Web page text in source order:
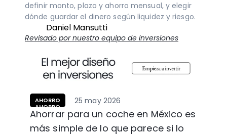
definir monto, plazo y ahorro mensual, y elegir
dónde guardar el dinero según liquidez y riesgo.
Daniel Mansutti
Revisado por nuestro equipo de inversiones
AHORRO
AHORRO
25 may 2026
Ahorrar para un coche en México es
más simple de lo que parece si lo